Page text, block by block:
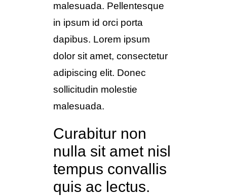
malesuada. Pellentesque
in ipsum id orci porta
dapibus. Lorem ipsum
dolor sit amet, consectetur
adipiscing elit. Donec
sollicitudin molestie
malesuada.
Curabitur non
nulla sit amet nisl
tempus convallis
quis ac lectus.